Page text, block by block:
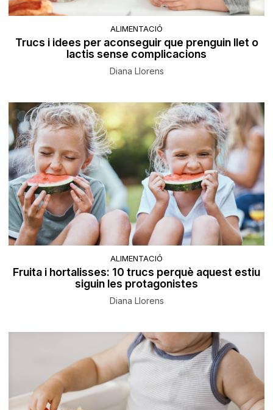
ALIMENTACIÓ
Trucs i idees per aconseguir que prenguin llet o
lactis sense complicacions
Diana Llorens
ALIMENTACIÓ
Fruita i hortalisses: 10 trucs perquè aquest estiu
siguin les protagonistes
Diana Llorens